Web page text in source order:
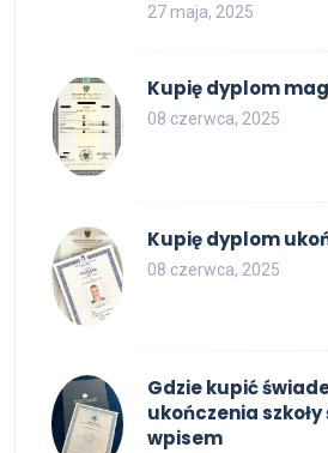
27 maja, 2025
Kupię dyplom
08 czerwca, 2025
Kupię dyplom
08 czerwca, 2025
Gdzie kupić
ukończenia
wpisem